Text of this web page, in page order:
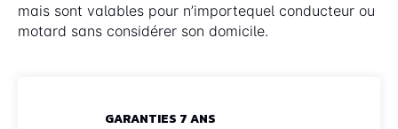
mais sont valables pour n’importequel conducteur ou
motard sans considérer son domicile.
GARANTIES 7 ANS